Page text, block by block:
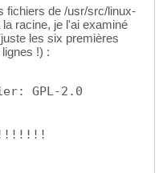
fichiers de /usr/src/linux-
racine, je l'ai examiné
les six premières
!) :
GPL-2.0